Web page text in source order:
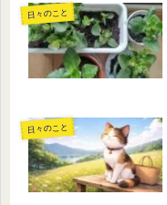
日々のこと
日々のこと